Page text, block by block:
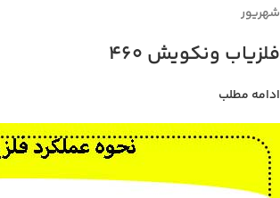
شهریور
فلزیاب ونکویش 460
ادامه مطلب